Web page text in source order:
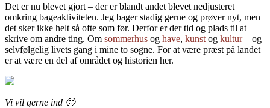
Det er nu blevet gjort – der er blandt andet blevet nedjusteret
omkring bageaktiviteten. Jeg bager stadig gerne og prøver nyt, men
det sker ikke helt så ofte som før. Derfor er der tid og plads til at
skrive om andre ting. Om sommerhus og have, kunst og kultur– og
selvfølgelig livets gang i mine to sogne. For at være præst på landet
er at være en del af området og historien her.
Vi vil gerne ind 🙂